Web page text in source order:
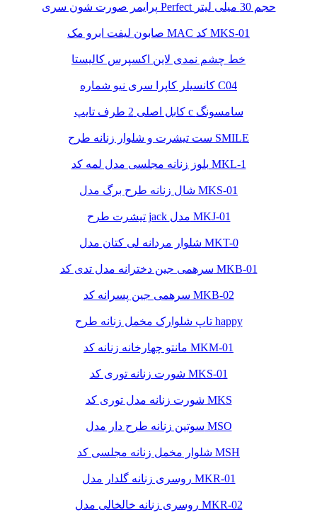
پرایمر صورت شون سری Perfect حجم 30 میلی لیتر
صابون لیفت ابرو مک MAC کد MKS-01
خط چشم نمدی لاین اکسپرس کالیستا
کانسیلر کاپرا سری نیو شماره C04
کابل اصلی 2 طرف تایپ c سامسونگ
ست تیشرت و شلوار زنانه طرح SMILE
بلوز زنانه مجلسی مدل لمه کد MKL-1
شال زنانه طرح برگ مدل MKS-01
تیشرت طرح jack مدل MKJ-01
شلوار مردانه لی کتان مدل MKT-0
سرهمی جین دخترانه مدل تدی کد MKB-01
سرهمی جین پسرانه کد MKB-02
تاپ شلوارک مخمل زنانه طرح happy
مانتو چهارخانه زنانه کد MKM-01
شورت زنانه توری کد MKS-01
شورت زنانه مدل توری کد MKS
سوتین زنانه طرح دار مدل MSO
شلوار مخمل زنانه مجلسی کد MSH
روسری زنانه گلدار مدل MKR-01
روسری زنانه خالخالی مدل MKR-02